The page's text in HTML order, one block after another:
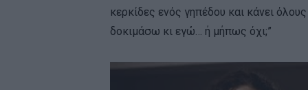
κερκίδες ενός γηπέδου και κάνει
δοκιμάσω κι εγώ… ή μήπως όχι;”